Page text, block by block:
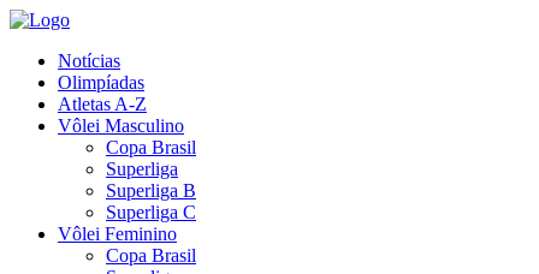
Notícias
Olimpíadas
Atletas A-Z
Vôlei Masculino
Copa Brasil
Superliga
Superliga B
Superliga C
Vôlei Feminino
Copa Brasil